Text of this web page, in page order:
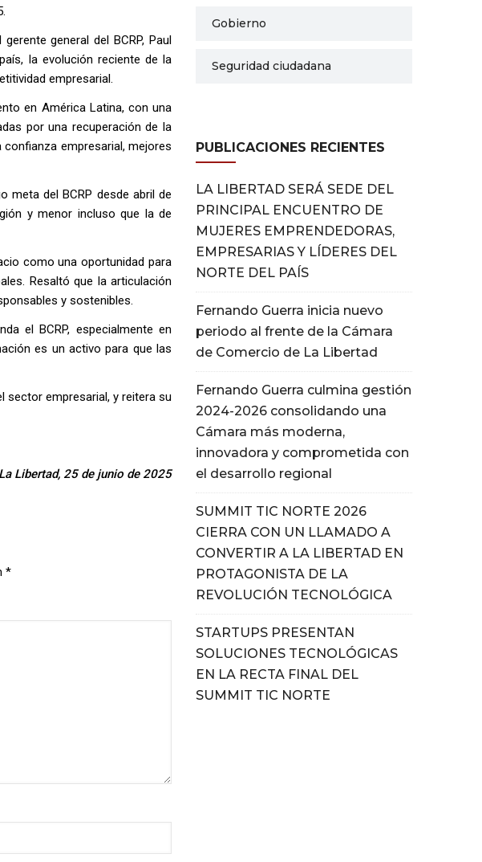
general del BCRP, Paul
la evolución reciente de la
empresarial.
en América Latina, con una
por una recuperación de la
confianza empresarial, mejores
meta del BCRP desde abril de
y menor incluso que la de
como una oportunidad para
Resaltó que la articulación
y sostenibles.
el BCRP, especialmente en
es un activo para que las
sector empresarial, y reitera su
La Libertad, 25 de junio de 2025
*
Gobierno
Seguridad ciudadana
PUBLICACIONES RECIENTES
LA LIBERTAD SERÁ SEDE DEL
PRINCIPAL ENCUENTRO DE
MUJERES EMPRENDEDORAS,
EMPRESARIAS Y LÍDERES DEL
NORTE DEL PAÍS
Fernando Guerra inicia nuevo
periodo al frente de la Cámara
de Comercio de La Libertad
Fernando Guerra culmina gestión
2024-2026 consolidando una
Cámara más moderna,
innovadora y comprometida con
el desarrollo regional
SUMMIT TIC NORTE 2026
CIERRA CON UN LLAMADO A
CONVERTIR A LA LIBERTAD EN
PROTAGONISTA DE LA
REVOLUCIÓN TECNOLÓGICA
STARTUPS PRESENTAN
SOLUCIONES TECNOLÓGICAS
EN LA RECTA FINAL DEL
SUMMIT TIC NORTE